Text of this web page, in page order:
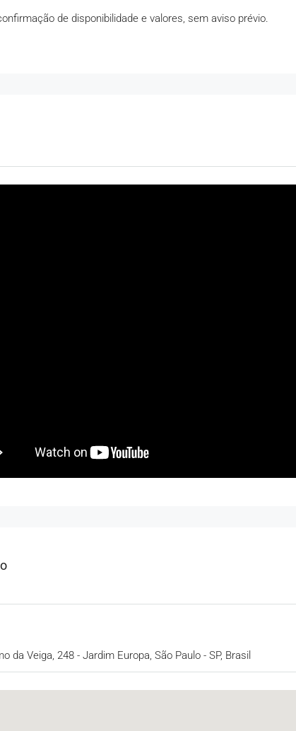
de disponibilidade e valores, sem aviso prévio.
da Veiga, 248 - Jardim Europa, São Paulo - SP, Brasil